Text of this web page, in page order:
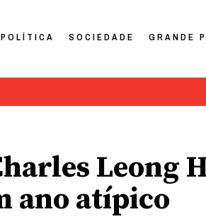
POLÍTICA SOCIEDADE GRANDE
Leong
ano atípico